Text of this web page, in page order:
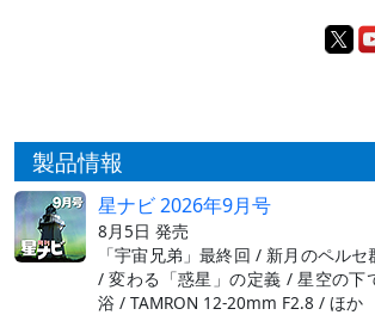
製品情報
星ナビ 2026年9月号
8月5日 発売
「宇宙兄弟」最終回 / 新月のペル
/ 変わる「惑星」の定義 / 星空の下
浴 / TAMRON 12-20mm F2.8 / ほか